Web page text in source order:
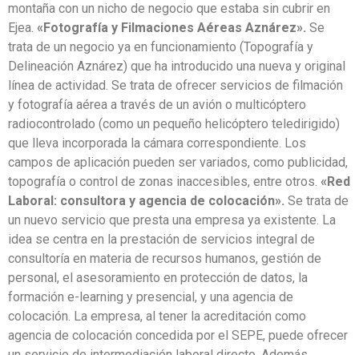
montaña con un nicho de negocio que estaba sin cubrir en
Ejea. «Fotografía y Filmaciones Aéreas Aznárez». Se
trata de un negocio ya en funcionamiento (Topografía y
Delineación Aznárez) que ha introducido una nueva y original
línea de actividad. Se trata de ofrecer servicios de filmación
y fotografía aérea a través de un avión o multicóptero
radiocontrolado (como un pequeño helicóptero teledirigido)
que lleva incorporada la cámara correspondiente. Los
campos de aplicación pueden ser variados, como publicidad,
topografía o control de zonas inaccesibles, entre otros. «Red
Laboral: consultora y agencia de colocación». Se trata de
un nuevo servicio que presta una empresa ya existente. La
idea se centra en la prestación de servicios integral de
consultoría en materia de recursos humanos, gestión de
personal, el asesoramiento en protección de datos, la
formación e-learning y presencial, y una agencia de
colocación. La empresa, al tener la acreditación como
agencia de colocación concedida por el SEPE, puede ofrecer